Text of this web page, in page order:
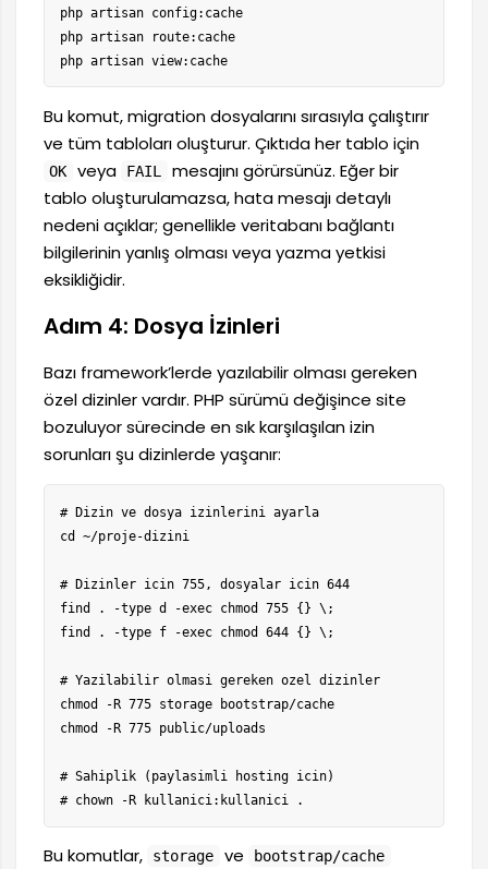
php artisan config:cache
php artisan route:cache
php artisan view:cache
Bu komut, migration dosyalarını sırasıyla çalıştırır
ve tüm tabloları oluşturur. Çıktıda her tablo için
OK veya FAIL
mesajını görürsünüz. Eğer bir
tablo oluşturulamazsa, hata mesajı detaylı
nedeni açıklar; genellikle veritabanı bağlantı
bilgilerinin yanlış olması veya yazma yetkisi
eksikliğidir.
Adım 4: Dosya İzinleri
Bazı framework’lerde yazılabilir olması gereken
özel dizinler vardır. PHP sürümü değişince site
bozuluyor sürecinde en sık karşılaşılan izin
sorunları şu dizinlerde yaşanır:
# Dizin ve dosya izinlerini ayarla
cd ~/proje-dizini
# Dizinler icin 755, dosyalar icin 644
find . -type d -exec chmod 755 {} \;
find . -type f -exec chmod 644 {} \;
# Yazilabilir olmasi gereken ozel dizinler
chmod -R 775 storage bootstrap/cache
chmod -R 775 public/uploads
# Sahiplik (paylasimli hosting icin)
# chown -R kullanici:kullanici .
Bu komutlar, storage ve bootstrap/cache